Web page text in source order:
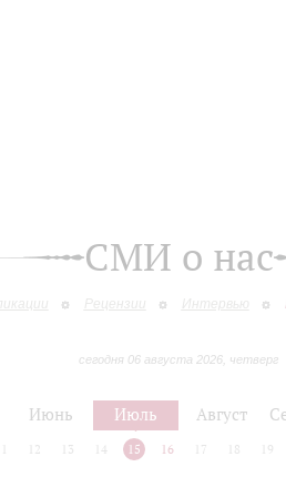
СМИ о нас
Рецензии Интервью
сегодня 06 августа 2026, четверг
Июнь Июль Август
12 13 14 15 16 17 18 19